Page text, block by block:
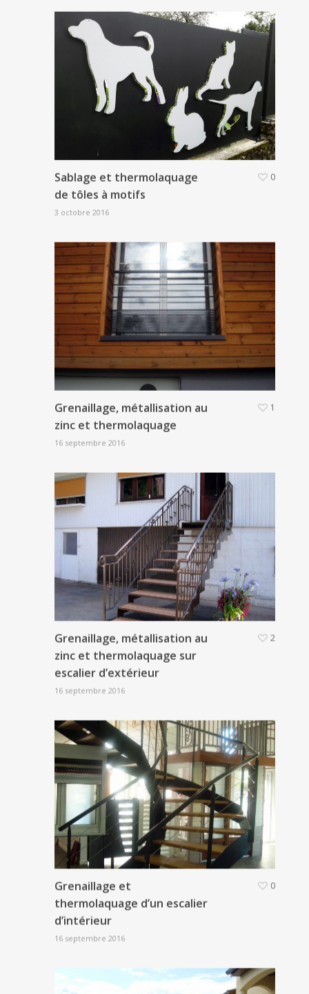
Sablage et thermolaquage
de tôles à motifs
3 octobre 2016
0
Grenaillage, métallisation au
zinc et thermolaquage
16 septembre 2016
1
Grenaillage, métallisation au
zinc et thermolaquage sur
escalier d’extérieur
16 septembre 2016
2
Grenaillage et
thermolaquage d’un escalier
d’intérieur
16 septembre 2016
0